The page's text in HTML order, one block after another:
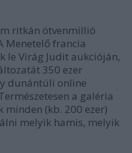
ritkán ötvenmillió
Menetelő francia
le Virág Judit aukcióján,
350 ezer
dunántúli online
a galéria
(kb. 200 ezer)
melyik hamis, melyik